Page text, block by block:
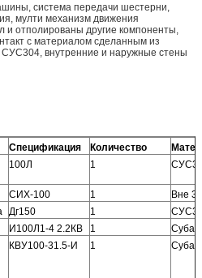
система передачи шестерни,
мулти механизм движения
и отполированы другие компоненты,
с материалом сделанным из
внутренние и наружные стены
Спецификация Количество
100Л 1
СИХ-100 1
Вне
Дг150 1
И100Л1-4 2.2КВ 1
КВУ100-31.5-И 1